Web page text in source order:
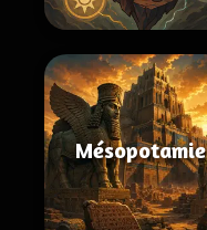
Mésopotamie